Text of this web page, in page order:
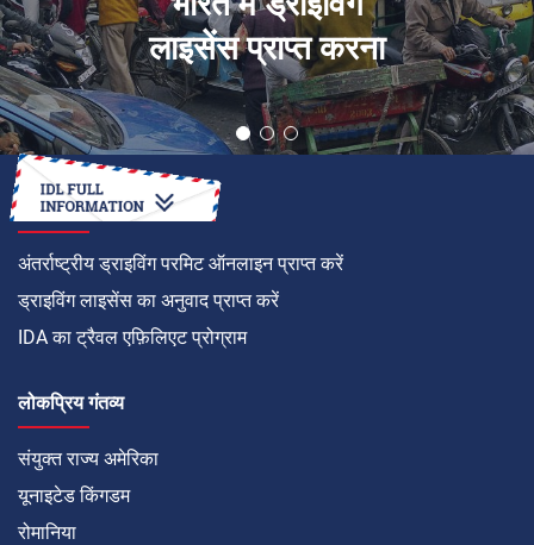
लाइसेंस प्राप्त करना
कैसे करें
अंतर्राष्ट्रीय ड्राइविंग परमिट ऑनलाइन प्राप्त करें
ड्राइविंग लाइसेंस का अनुवाद प्राप्त करें
IDA का ट्रैवल एफ़िलिएट प्रोग्राम
लोकप्रिय गंतव्य
संयुक्त राज्य अमेरिका
यूनाइटेड किंगडम
रोमानिया